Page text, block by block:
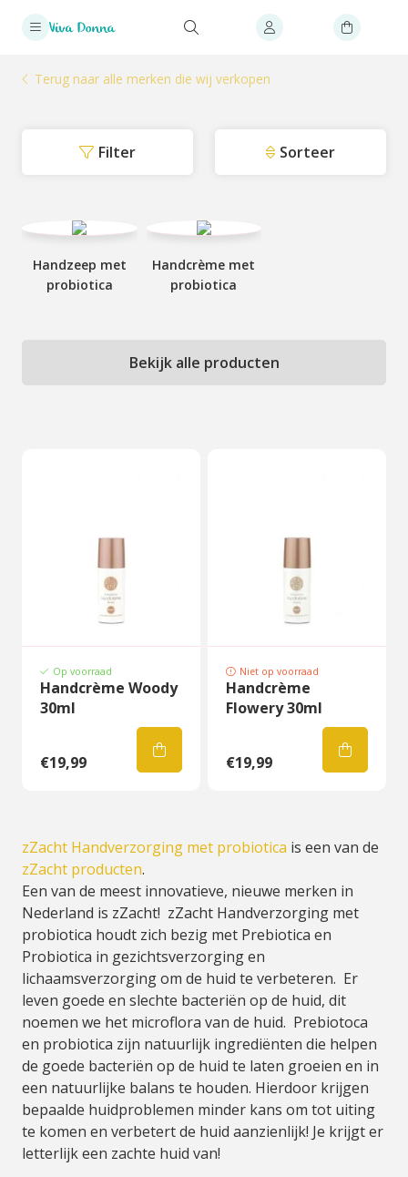
Terug naar alle merken die wij verkopen
Filter Sorteer
Handzeep met
probiotica
Handcrème met
probiotica
Bekijk alle producten
Op voorraad
Handcrème Woody
30ml
€19,99
Niet op voorraad
Handcrème
Flowery 30ml
€19,99
zZacht Handverzorging met probiotica is een van de
zZacht producten.
Een van de meest innovatieve, nieuwe merken in
Nederland is zZacht! zZacht Handverzorging met
probiotica houdt zich bezig met Prebiotica en
Probiotica in gezichtsverzorging en
lichaamsverzorging om de huid te verbeteren. Er
leven goede en slechte bacteriën op de huid, dit
noemen we het microflora van de huid. Prebiotoca
en probiotica zijn natuurlijk ingrediënten die helpen
de goede bacteriën op de huid te laten groeien en in
een natuurlijke balans te houden. Hierdoor krijgen
bepaalde huidproblemen minder kans om tot uiting
te komen en verbetert de huid aanzienlijk! Je krijgt er
letterlijk een zachte huid van!